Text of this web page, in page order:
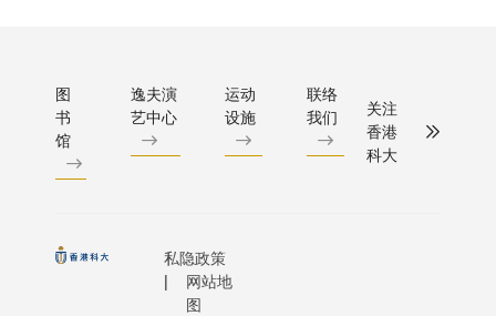
图
书
馆
逸夫演
艺中心
运动
设施
联络
我们
关注
香港
科大
私隐政策
网站地
图